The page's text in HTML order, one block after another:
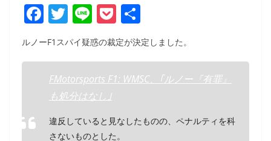
F
a
c
e
b
o
o
T
w
itt
er
Li
n
e
P
o
ck
et
有
ルノーF1スパイ疑惑の裁定が決定しました。
FMotorsports F1: WMSC、｢ルノー『有罪』
も処分はなし｣
違反していると見なしたものの、ペナルティを科
さないものとした。